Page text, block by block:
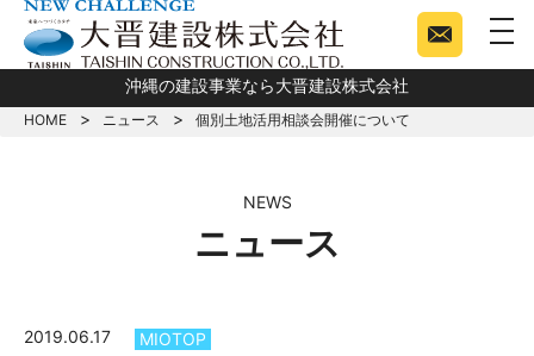
沖縄の建設事業なら大晋建設株式会社
HOME ニュース 個別土地活用相談会開催について
NEWS
ニュース
2019.06.17 MIOTOP